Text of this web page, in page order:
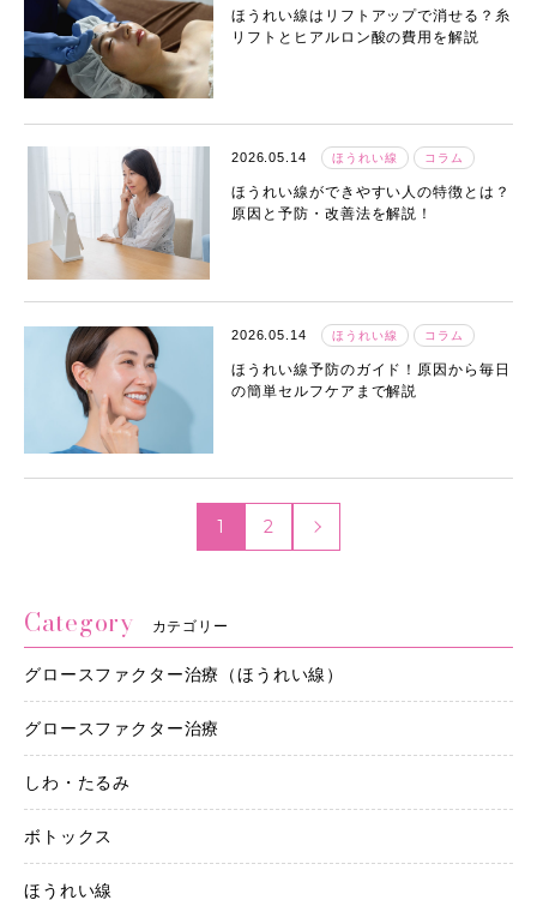
ほうれい線はリフトアップで消せる？糸
リフトとヒアルロン酸の費用を解説
2026.05.14 ほうれい線 コラム
ほうれい線ができやすい人の特徴とは？
原因と予防・改善法を解説！
2026.05.14 ほうれい線 コラム
ほうれい線予防のガイド！原因から毎日
の簡単セルフケアまで解説
1 2
Category カテゴリー
グロースファクター治療（ほうれい線）
グロースファクター治療
しわ・たるみ
ボトックス
ほうれい線